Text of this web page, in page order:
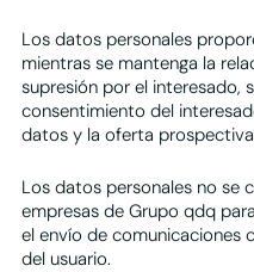
Los datos personales
mientras se mantenga la
supresión por el interesado,
consentimiento del
datos y la oferta
Los datos personales no se
empresas de Grupo qdq
el envío de comunicaciones
del usuario.